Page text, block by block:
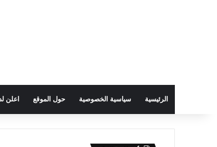
الرئيسية سياسية الخصوصية حول الموقع اعلن